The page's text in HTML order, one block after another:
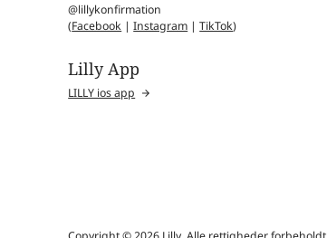
@lillykonfirmation
(Facebook |Instagram |TikTok)
Lilly App
LILLY ios app